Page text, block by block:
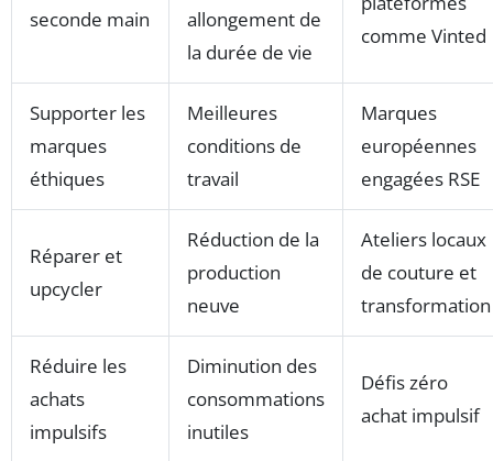
seconde main
allongement de
la durée de vie
comme Vinted
Supporter les
marques
éthiques
Meilleures
conditions de
travail
Marques
européennes
engagées RSE
Réparer et
upcycler
Réduction de la
production
neuve
Ateliers locaux
de couture et
transformation
Réduire les
achats
impulsifs
Diminution des
consommations
inutiles
Défis zéro
achat impulsif